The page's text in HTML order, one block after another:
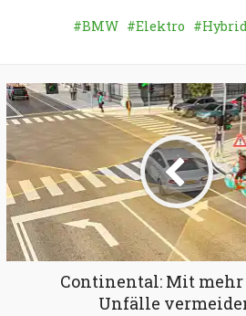
BMW Elektro
Continental: Mit mehr
Unfälle